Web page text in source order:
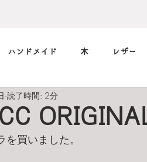
ハンドメイド 木 レザー
本 筆記用具
もの 小休止の
読了時間: 2分
買いました。